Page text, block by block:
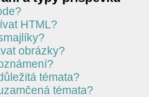
HTML?
obrázky?
témata?
témata?